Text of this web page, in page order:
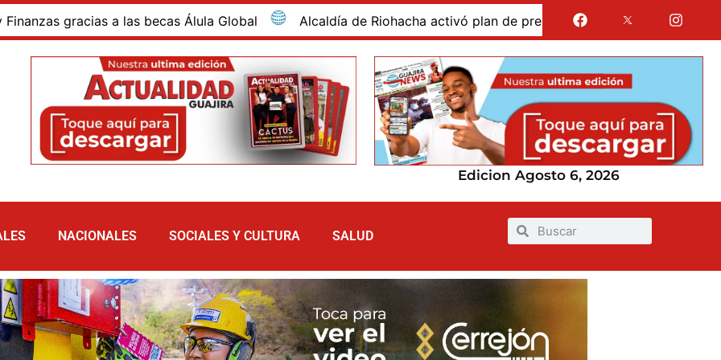
Álula Global Alcaldía de Riohacha activó plan de preparación ante el fortalecimiento del fenómeno de El
Edicion Agosto 6, 2026
NACIONALES SOCIALES Y CULTURA SALUD